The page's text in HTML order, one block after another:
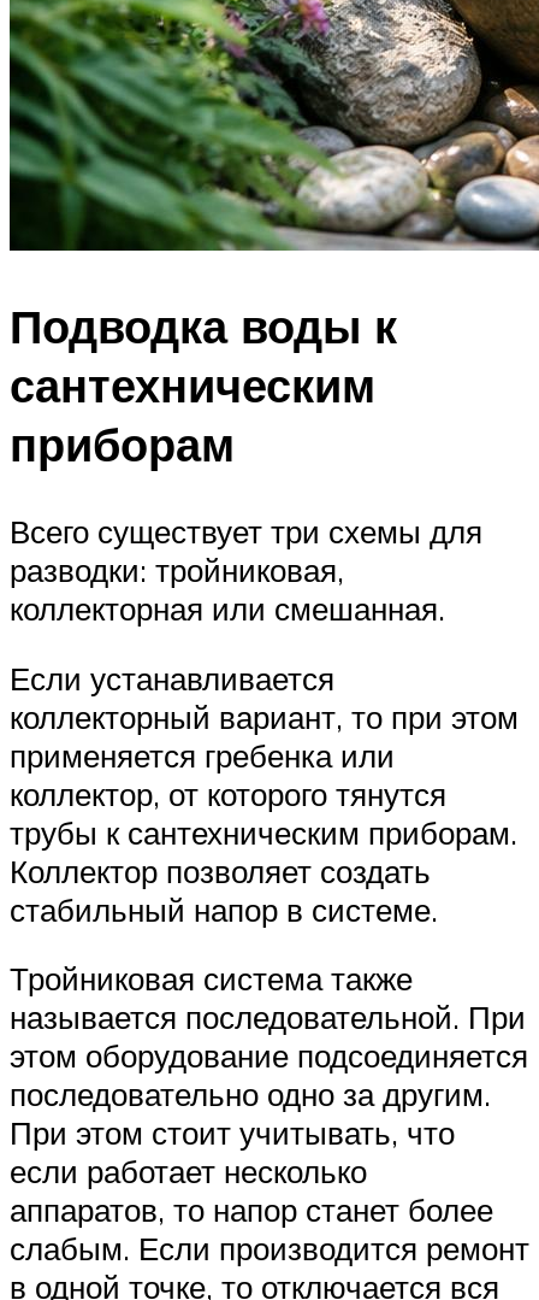
Подводка воды к
сантехническим
приборам
Всего существует три схемы для
разводки: тройниковая,
коллекторная или смешанная.
Если устанавливается
коллекторный вариант, то при этом
применяется гребенка или
коллектор, от которого тянутся
трубы к сантехническим приборам.
Коллектор позволяет создать
стабильный напор в системе.
Тройниковая система также
называется последовательной. При
этом оборудование подсоединяется
последовательно одно за другим.
При этом стоит учитывать, что
если работает несколько
аппаратов, то напор станет более
слабым. Если производится ремонт
в одной точке, то отключается вся